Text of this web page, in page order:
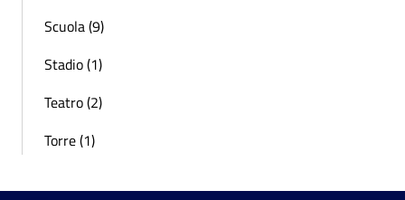
Scuola (9)
Stadio (1)
Teatro (2)
Torre (1)